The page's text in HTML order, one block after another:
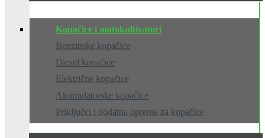
Kopačice i motokultivatori
Benzinske kopačice
Diesel kopačice
Električne kopačice
Akumulatorske kopačice
Priključci i dodatna oprema za kopačice